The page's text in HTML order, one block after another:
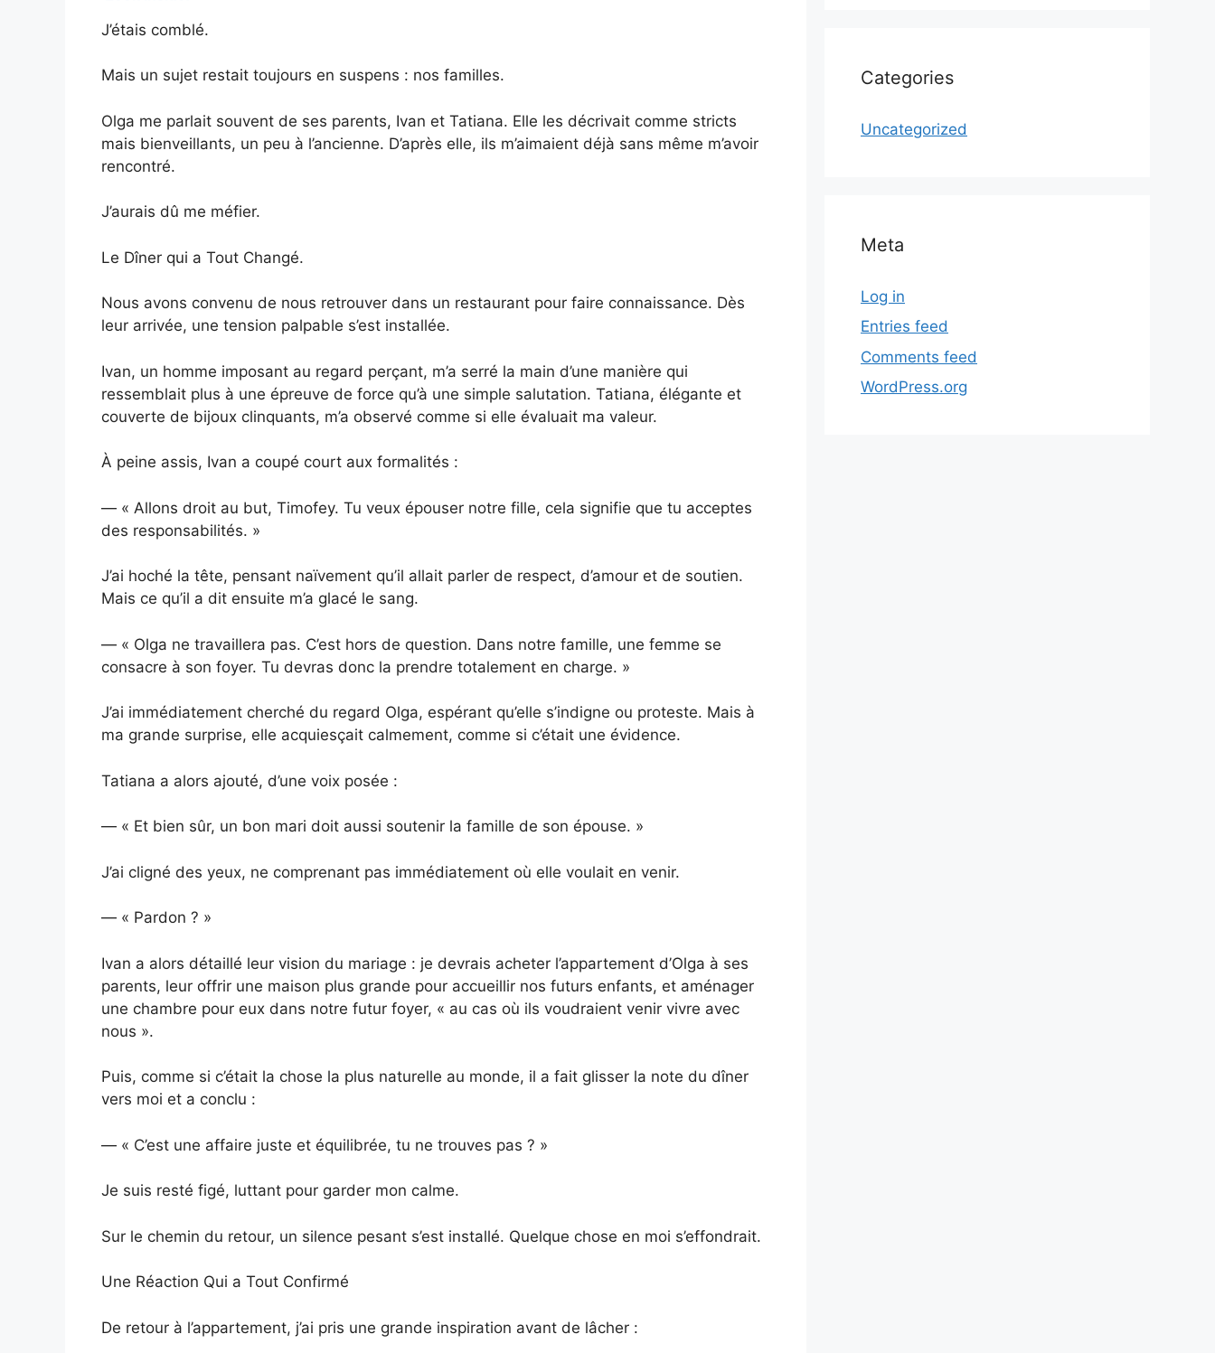
J’étais comblé.
Mais un sujet restait toujours en suspens : nos familles.
Olga me parlait souvent de ses parents, Ivan et Tatiana. Elle les décrivait comme stricts
mais bienveillants, un peu à l’ancienne. D’après elle, ils m’aimaient déjà sans même m’avoir
rencontré.
J’aurais dû me méfier.
Le Dîner qui a Tout Changé.
Nous avons convenu de nous retrouver dans un restaurant pour faire connaissance. Dès
leur arrivée, une tension palpable s’est installée.
Ivan, un homme imposant au regard perçant, m’a serré la main d’une manière qui
ressemblait plus à une épreuve de force qu’à une simple salutation. Tatiana, élégante et
couverte de bijoux clinquants, m’a observé comme si elle évaluait ma valeur.
À peine assis, Ivan a coupé court aux formalités :
— « Allons droit au but, Timofey. Tu veux épouser notre fille, cela signifie que tu acceptes
des responsabilités. »
J’ai hoché la tête, pensant naïvement qu’il allait parler de respect, d’amour et de soutien.
Mais ce qu’il a dit ensuite m’a glacé le sang.
— « Olga ne travaillera pas. C’est hors de question. Dans notre famille, une femme se
consacre à son foyer. Tu devras donc la prendre totalement en charge. »
J’ai immédiatement cherché du regard Olga, espérant qu’elle s’indigne ou proteste. Mais à
ma grande surprise, elle acquiesçait calmement, comme si c’était une évidence.
Tatiana a alors ajouté, d’une voix posée :
— « Et bien sûr, un bon mari doit aussi soutenir la famille de son épouse. »
J’ai cligné des yeux, ne comprenant pas immédiatement où elle voulait en venir.
— « Pardon ? »
Ivan a alors détaillé leur vision du mariage : je devrais acheter l’appartement d’Olga à ses
parents, leur offrir une maison plus grande pour accueillir nos futurs enfants, et aménager
une chambre pour eux dans notre futur foyer, « au cas où ils voudraient venir vivre avec
nous ».
Puis, comme si c’était la chose la plus naturelle au monde, il a fait glisser la note du dîner
vers moi et a conclu :
— « C’est une affaire juste et équilibrée, tu ne trouves pas ? »
Je suis resté figé, luttant pour garder mon calme.
Sur le chemin du retour, un silence pesant s’est installé. Quelque chose en moi s’effondrait.
Une Réaction Qui a Tout Confirmé
De retour à l’appartement, j’ai pris une grande inspiration avant de lâcher :
Categories
Uncategorized
Meta
Log in
Entries feed
Comments feed
WordPress.org